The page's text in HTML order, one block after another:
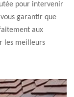
pour intervenir
garantir que
aux
les meilleurs